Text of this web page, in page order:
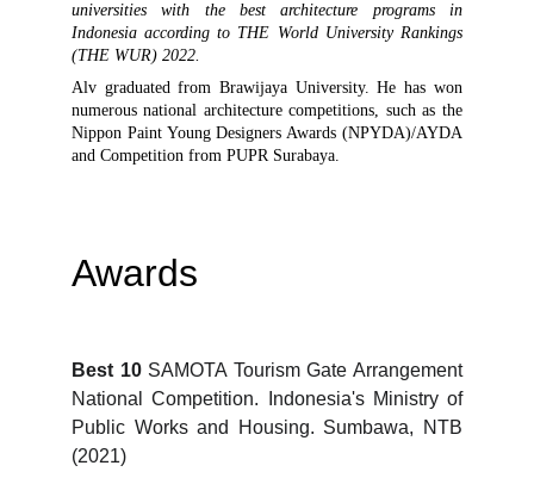
universities with the best architecture programs in
Indonesia according to THE World University Rankings
(THE WUR) 2022.
Alv graduated from Brawijaya University. He has won
numerous national architecture competitions, such as the
Nippon Paint Young Designers Awards (NPYDA)/AYDA
and Competition from PUPR Surabaya.
Awards
Best 10SAMOTA Tourism Gate Arrangement
National Competition. Indonesia's Ministry of
Public Works and Housing. Sumbawa, NTB
(2021)